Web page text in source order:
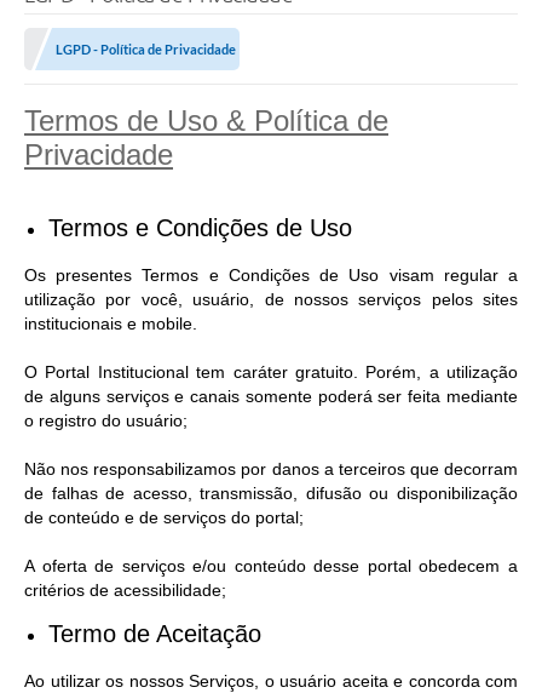
LGPD - Política de Privacidade
Termos de Uso & Política de
Privacidade
Termos e Condições de Uso
Os presentes Termos e Condições de Uso visam regular a
utilização por você, usuário, de nossos serviços pelos sites
institucionais e mobile.
O Portal Institucional tem caráter gratuito. Porém, a utilização
de alguns serviços e canais somente poderá ser feita mediante
o registro do usuário;
Não nos responsabilizamos por danos a terceiros que decorram
de falhas de acesso, transmissão, difusão ou disponibilização
de conteúdo e de serviços do portal;
A oferta de serviços e/ou conteúdo desse portal obedecem a
critérios de acessibilidade;
Termo de Aceitação
Ao utilizar os nossos Serviços, o usuário aceita e concorda com